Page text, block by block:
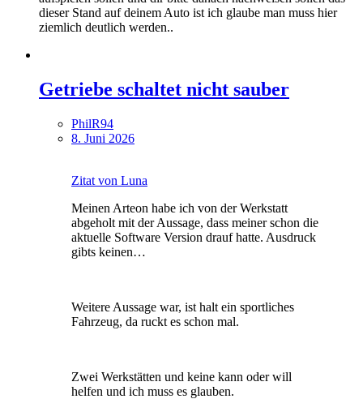
dieser Stand auf deinem Auto ist ich glaube man muss hier
ziemlich deutlich werden..
Getriebe schaltet nicht sauber
PhilR94
8. Juni 2026
Zitat von Luna
Meinen Arteon habe ich von der Werkstatt
abgeholt mit der Aussage, dass meiner schon die
aktuelle Software Version drauf hatte. Ausdruck
gibts keinen…
Weitere Aussage war, ist halt ein sportliches
Fahrzeug, da ruckt es schon mal.
Zwei Werkstätten und keine kann oder will
helfen und ich muss es glauben.